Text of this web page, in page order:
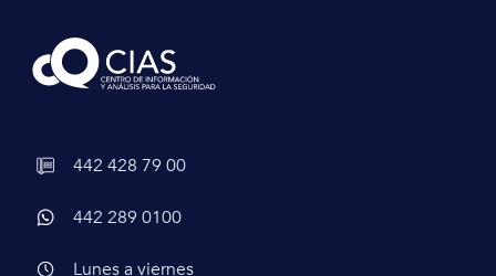
442 428 79 00
442 289 0100
Lunes a viernes